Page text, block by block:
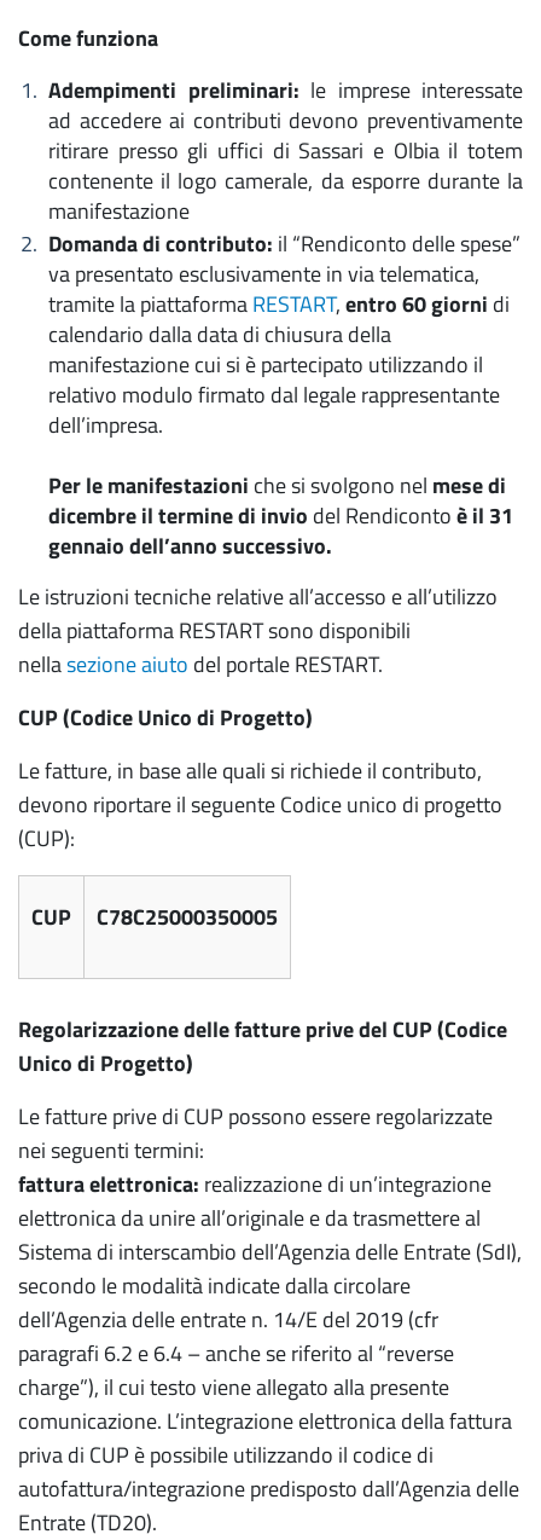
Come funziona
Adempimenti preliminari: le imprese interessate
ad accedere ai contributi devono preventivamente
ritirare presso gli uffici di Sassari e Olbia il totem
contenente il logo camerale, da esporre durante la
manifestazione
Domanda di contributo: il “Rendiconto delle spese”
va presentato esclusivamente in via telematica,
tramite la piattaformaRESTART,entro 60 giorni di
calendario dalla data di chiusura della
manifestazione cui si è partecipato utilizzando il
relativo modulo firmato dal legale rappresentante
dell’impresa.
Per le manifestazioni che si svolgono nel mese di
dicembre il termine di invio del Rendicontoè il 31
gennaio dell’anno successivo.
Le istruzioni tecniche relative all’accesso e all’utilizzo
della piattaforma RESTART sono disponibili
nellasezione aiuto del portale RESTART.
CUP (Codice Unico di Progetto)
Le fatture, in base alle quali si richiede il contributo,
devono riportare il seguente Codice unico di progetto
(CUP):
CUP C78C25000350005
Regolarizzazione delle fatture prive del CUP (Codice
Unico di Progetto)
Le fatture prive di CUP possono essere regolarizzate
nei seguenti termini:
fattura elettronica: realizzazione di un’integrazione
elettronica da unire all’originale e da trasmettere al
Sistema di interscambio dell’Agenzia delle Entrate (SdI),
secondo le modalità indicate dalla circolare
dell’Agenzia delle entrate n. 14/E del 2019 (cfr
paragrafi 6.2 e 6.4 – anche se riferito al “reverse
charge”), il cui testo viene allegato alla presente
comunicazione. L’integrazione elettronica della fattura
priva di CUP è possibile utilizzando il codice di
autofattura/integrazione predisposto dall’Agenzia delle
Entrate (TD20).